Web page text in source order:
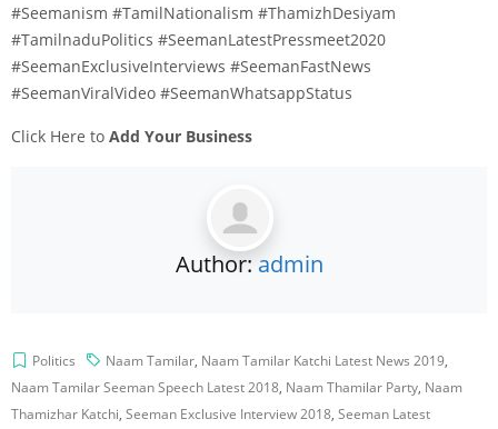
#Seemanism #TamilNationalism #ThamizhDesiyam
#TamilnaduPolitics #SeemanLatestPressmeet2020
#SeemanExclusiveInterviews #SeemanFastNews
#SeemanViralVideo #SeemanWhatsappStatus
Click Here to Add Your Business
Author: admin
Politics Naam Tamilar, Naam Tamilar Katchi Latest News 2019,
Naam Tamilar Seeman Speech Latest 2018, Naam Thamilar Party, Naam
Thamizhar Katchi, Seeman Exclusive Interview 2018, Seeman Latest